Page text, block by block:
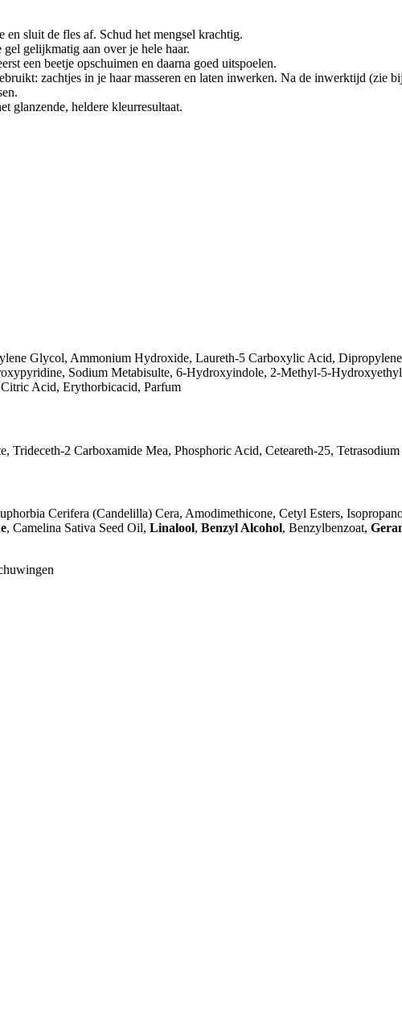
sluit de fles af. Schud het mengsel krachtig.
gelijkmatig aan over je hele haar.
een beetje opschuimen en daarna goed uitspoelen.
zachtjes in je haar masseren en laten inwerken. Na de inwerktijd (zie
glanzende, heldere kleurresultaat.
Glycol, Ammonium Hydroxide, Laureth-5 Carboxylic Acid,
Sodium Metabisulte, 6-Hydroxyindole, 2-Methyl-5-
Acid, Erythorbicacid, Parfum
Trideceth-2 Carboxamide Mea, Phosphoric Acid, Ceteareth-25,
Cerifera (Candelilla) Cera, Amodimethicone, Cetyl Esters,
, Camelina Sativa Seed Oil, Linalool, Benzyl Alcohol, Benzylbenzoat,